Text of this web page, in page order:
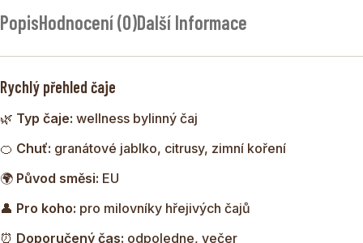
spojuje ovocné tóny jablek a granátového jablka s hřejivým
Nálev připomíná zimní večery plné vůní pomeranče,
roku světlo opět začíná vracet.
PopisHodnocení (0)Další Informace
Rychlý přehled čaje
🌿 Typ čaje: wellness bylinný čaj
🍊 Chuť: granátové jablko, citrusy, zimní koření
🌍 Původ směsi: EU
👤 Pro koho: pro milovníky hřejivých čajů
⏰ Doporučený čas: odpoledne, večer